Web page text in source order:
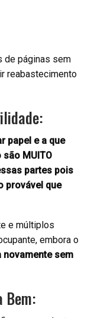
de páginas sem
reabastecimento
papel e a que
MUITO
partes pois
provável que
e múltiplos
embora o
novamente sem
Bem: